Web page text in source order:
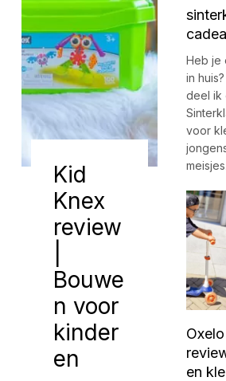
Kid
Knex
review
Bouwe
n voor
kinder
en
Heb je
in
deel ik
voor
en